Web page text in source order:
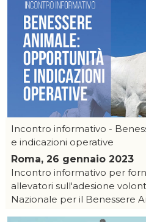
Incontro informativo -
e indicazioni operative
Roma, 26 gennaio 2023
Incontro informativo per
allevatori sull'adesione
Nazionale per il Benessere